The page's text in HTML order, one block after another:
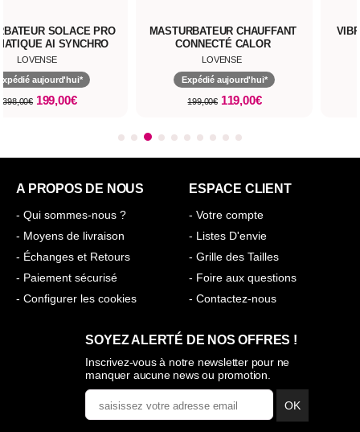
SOLACE PRO
AI SYNCHRO
LOVENSE
aujourd'hui*
398,00€ 199,00€
MASTURBATEUR CHAUFFANT
CONNECTÉ CALOR
LOVENSE
Expédié aujourd'hui*
199,00€ 119,00€
A PROPOS DE NOUS
- Qui sommes-nous ?
- Moyens de livraison
- Échanges et Retours
- Paiement sécurisé
- Configurer les cookies
ESPACE CLIENT
- Votre compte
- Listes D'envie
- Grille des Tailles
- Foire aux questions
- Contactez-nous
SOYEZ ALERTÉ DE NOS OFFRES !
Inscrivez-vous à notre newsletter pour ne
manquer aucune news ou promotion.
OK